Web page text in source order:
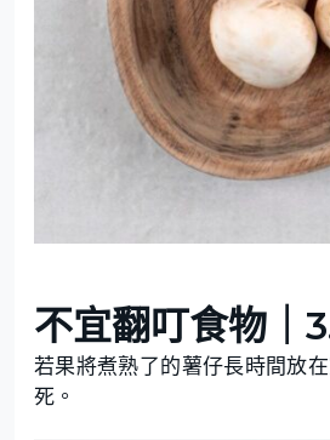
不宜翻叮食物｜
若果將煮熟了的薯仔長時間放
死。